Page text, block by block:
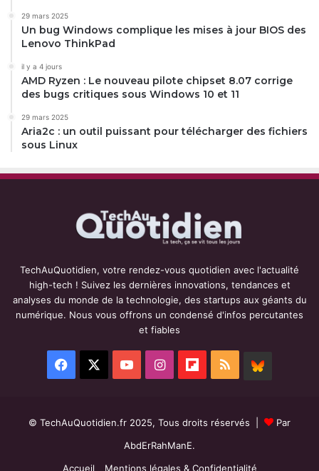
29 mars 2025
Un bug Windows complique les mises à jour BIOS des
Lenovo ThinkPad
il y a 4 jours
AMD Ryzen : Le nouveau pilote chipset 8.07 corrige
des bugs critiques sous Windows 10 et 11
29 mars 2025
Aria2c : un outil puissant pour télécharger des fichiers
sous Linux
TechAuQuotidien, votre rendez-vous quotidien avec l'actualité
high-tech ! Suivez les dernières innovations, tendances et
analyses du monde de la technologie, des startups aux géants du
numérique. Nous vous offrons un condensé d'infos percutantes
et fiables
Facebook YouTubeInstagramFlipboard
RSS
© TechAuQuotidien.fr 2025, Tous droits réservés |
Par
AbdErRahManE.
Accueil
Mentions légales & Confidentialité